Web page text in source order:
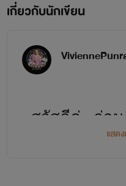
ทำร้าย และเป็นคนอยู่เบื้อง
ต้องกำจัดอีกครั้งนั้นก็คือพล
เกี่ยวกับนักเขียน
สวัสดีค่ะ ก่อ
ก่อนนะคะแสด